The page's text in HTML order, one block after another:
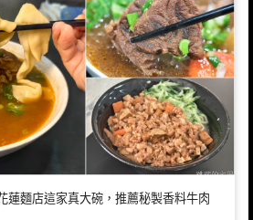
蓮麵店這家真大碗，推薦秘製香料牛肉